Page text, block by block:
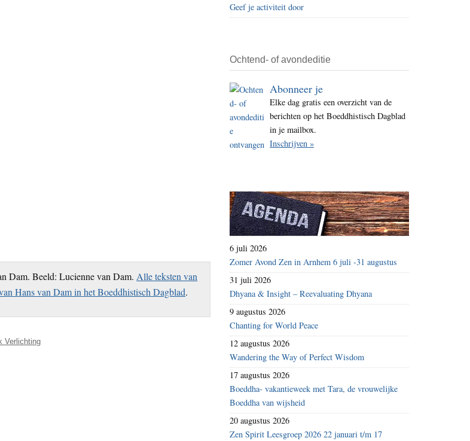
Dam. Beeld: Lucienne van Dam.Alle teksten van
Hans van Dam in het Boeddhistisch Dagblad.
Verlichting
Geef je activiteit door
Ochtend- of avondeditie
Abonneer je
Elke dag gratis een overzicht van de
berichten op het Boeddhistisch Dagblad
in je mailbox.
Inschrijven »
6 juli 2026
Zomer Avond Zen in Arnhem 6 juli -31 augustus
31 juli 2026
Dhyana & Insight – Reevaluating Dhyana
9 augustus 2026
Chanting for World Peace
12 augustus 2026
Wandering the Way of Perfect Wisdom
17 augustus 2026
Boeddha- vakantieweek met Tara, de vrouwelijke
Boeddha van wijsheid
20 augustus 2026
Zen Spirit Leesgroep 2026 22 januari t/m 17